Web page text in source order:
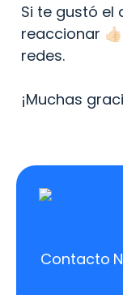
Si te gustó el
reaccionar
redes.
¡Muchas
Contacto